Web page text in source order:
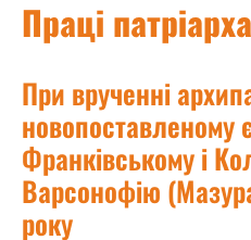
Праці
При врученні
новопоставленому
Франківському і
Варсонофію
року